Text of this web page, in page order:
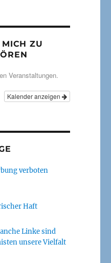
MICH ZU
Veranstaltungen.
Kalender anzeigen
verboten
Haft
Linke sind
unsere Vielfalt